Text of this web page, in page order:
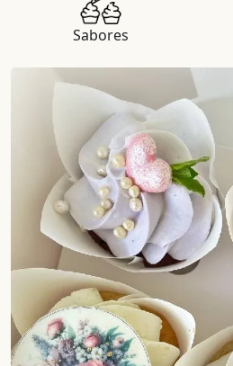
Sabores